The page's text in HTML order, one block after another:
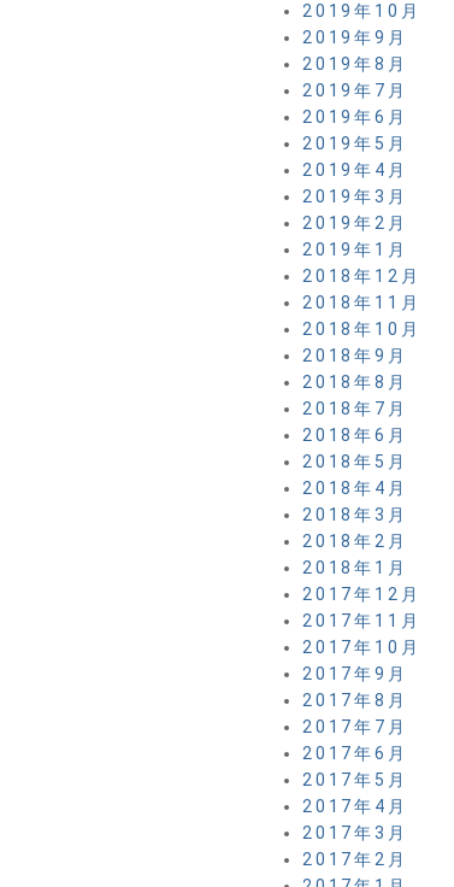
2019年10月
2019年9月
2019年8月
2019年7月
2019年6月
2019年5月
2019年4月
2019年3月
2019年2月
2019年1月
2018年12月
2018年11月
2018年10月
2018年9月
2018年8月
2018年7月
2018年6月
2018年5月
2018年4月
2018年3月
2018年2月
2018年1月
2017年12月
2017年11月
2017年10月
2017年9月
2017年8月
2017年7月
2017年6月
2017年5月
2017年4月
2017年3月
2017年2月